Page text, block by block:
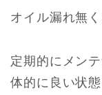
オイル漏れ無く
定期的にメン
体的に良い状